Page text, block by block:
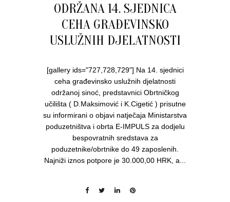
ODRŽANA 14. SJEDNICA
CEHA GRAĐEVINSKO
USLUŽNIH DJELATNOSTI
[gallery ids="727,728,729"] Na 14. sjednici
ceha građevinsko uslužnih djelatnosti
održanoj sinoć, predstavnici Obrtničkog
učilišta ( D.Maksimović i K.Cigetić ) prisutne
su informirani o objavi natječaja Ministarstva
poduzetništva i obrta E-IMPULS za dodjelu
bespovratnih sredstava za
poduzetnike/obrtnike do 49 zaposlenih.
Najniži iznos potpore je 30.000,00 HRK, a...